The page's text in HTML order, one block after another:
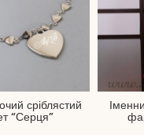
сріблястий
“Серця”